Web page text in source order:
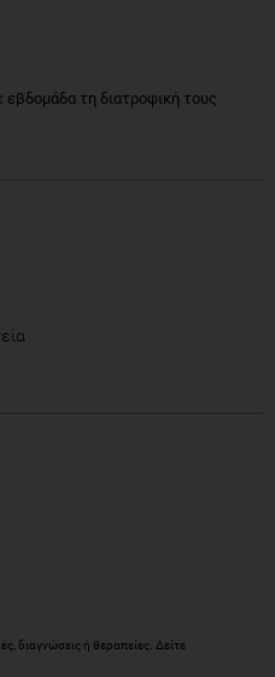
τη διατροφική τους
διαγνώσεις ή θεραπείες. Δείτε